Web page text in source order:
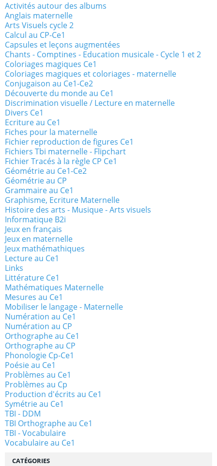
Activités autour des albums
Anglais maternelle
Arts Visuels cycle 2
Calcul au CP-Ce1
Capsules et leçons augmentées
Chants - Comptines - Education musicale - Cycle 1 et 2
Coloriages magiques Ce1
Coloriages magiques et coloriages - maternelle
Conjugaison au Ce1-Ce2
Découverte du monde au Ce1
Discrimination visuelle / Lecture en maternelle
Divers Ce1
Ecriture au Ce1
Fiches pour la maternelle
Fichier reproduction de figures Ce1
Fichiers Tbi maternelle - Flipchart
Fichier Tracés à la règle CP Ce1
Géométrie au Ce1-Ce2
Géométrie au CP
Grammaire au Ce1
Graphisme, Ecriture Maternelle
Histoire des arts - Musique - Arts visuels
Informatique B2i
Jeux en français
Jeux en maternelle
Jeux mathémathiques
Lecture au Ce1
Links
Littérature Ce1
Mathématiques Maternelle
Mesures au Ce1
Mobiliser le langage - Maternelle
Numération au Ce1
Numération au CP
Orthographe au Ce1
Orthographe au CP
Phonologie Cp-Ce1
Poésie au Ce1
Problèmes au Ce1
Problèmes au Cp
Production d'écrits au Ce1
Symétrie au Ce1
TBI - DDM
TBI Orthographe au Ce1
TBI - Vocabulaire
Vocabulaire au Ce1
CATÉGORIES